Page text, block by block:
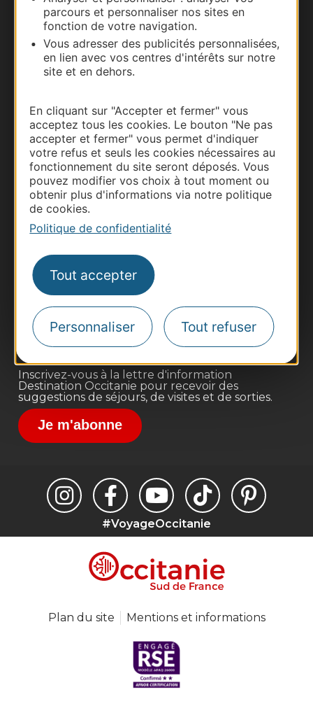
parcours et personnaliser nos sites en
fonction de votre navigation.
Vous adresser des publicités personnalisées,
en lien avec vos centres d'intérêts sur notre
site et en dehors.
En cliquant sur "Accepter et fermer" vous
acceptez tous les cookies. Le bouton "Ne pas
accepter et fermer" vous permet d'indiquer
votre refus et seuls les cookies nécessaires au
fonctionnement du site seront déposés. Vous
pouvez modifier vos choix à tout moment ou
obtenir plus d'informations via notre politique
de cookies.
Politique de confidentialité
Tout accepter
Personnaliser Tout refuser
Nous contacter
Carte interactive
Documentation
Business/Mice
Pros d'Occitanie
Site presse et d'influence
Voyagistes
Destination Sport
Inscrivez-vous à la lettre d'information
Destination Occitanie pour recevoir des
suggestions de séjours, de visites et de sorties.
Je m'abonne
#VoyageOccitanie
Plan du site Mentions et informations